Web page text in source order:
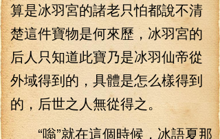
算是冰羽宮的諸老只怕都說不清
楚這件寶物是何來歷，冰羽宮的
后人只知道此寶乃是冰羽仙帝從
外域得到的，具體是怎么樣得到
的，后世之人無從得之。
“嗡”就在這個時候，冰語夏那